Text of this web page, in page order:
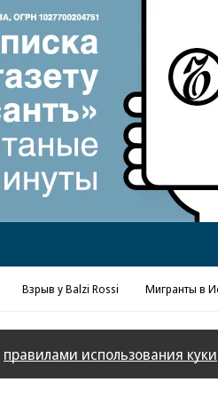
Реклама в «Ъ»
Взрыв у Balzi Rossi Мигранты в
правилами использования куки